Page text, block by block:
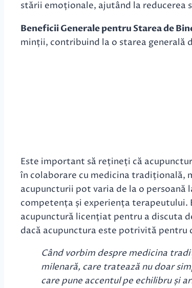
stării emoționale, ajutând la
Beneficii Generale pentru Starea de
minții, contribuind la o starea generală
Este important să rețineți că
în colaborare cu medicina tradițională,
acupuncturii pot varia de la o
competența și experiența terapeutului.
acupunctură licențiat pentru a discuta
dacă acupunctura este potrivită pentru
Când vorbim despre medicina
milenară, care tratează nu doar
care pune accentul pe echilibru și